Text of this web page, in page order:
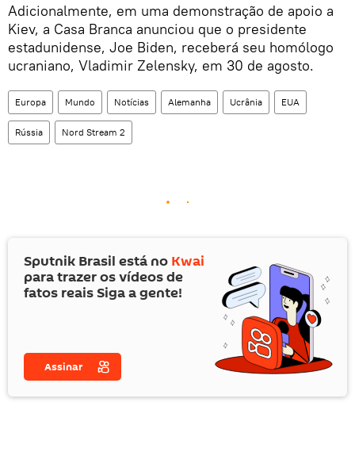
Adicionalmente, em uma demonstração de apoio a
Kiev, a Casa Branca anunciou que o presidente
estadunidense, Joe Biden, receberá seu homólogo
ucraniano, Vladimir Zelensky, em 30 de agosto.
Europa Mundo Notícias Alemanha Ucrânia EUA
Rússia Nord Stream 2
Sputnik Brasil está no Kwai
para trazer os vídeos de
fatos reais Siga a gente!
Assinar